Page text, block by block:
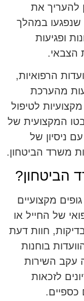
להעריך את
שנפגעו במהלך
ופגיעות
הצבאי.
הרפואיות,
מהערכת
לטיפול
המקצועית של
ניסיון של
הביטחון?
מקצועיים
של החייל או
חוות דעת
בוחנות
עקב השירות
לזכאות
כספיים.